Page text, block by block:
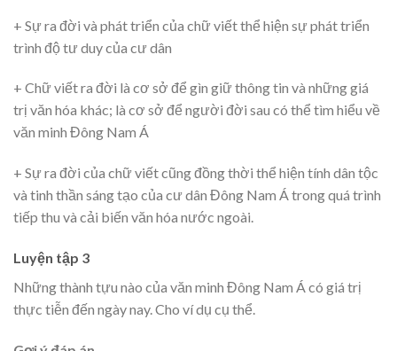
+ Sự ra đời và phát triển của chữ viết thể hiện sự phát triển
trình độ tư duy của cư dân
+ Chữ viết ra đời là cơ sở để gìn giữ thông tin và những giá
trị văn hóa khác; là cơ sở để người đời sau có thể tìm hiểu về
văn minh Đông Nam Á
+ Sự ra đời của chữ viết cũng đồng thời thể hiện tính dân tộc
và tinh thần sáng tạo của cư dân Đông Nam Á trong quá trình
tiếp thu và cải biến văn hóa nước ngoài.
Luyện tập 3
Những thành tựu nào của văn minh Đông Nam Á có giá trị
thực tiễn đến ngày nay. Cho ví dụ cụ thể.